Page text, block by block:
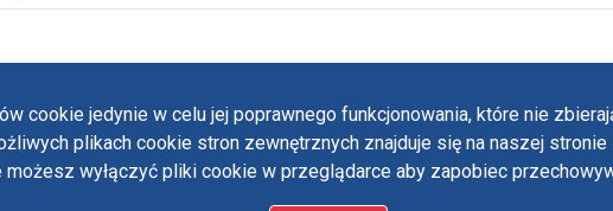
cookie jedynie w celu jej poprawnego funkcjonowania, które nie
plikach cookie stron zewnętrznych znajduje się na naszej
możesz wyłączyć pliki cookie w przeglądarce aby zapobiec
2026/ designed by:ordigital.pl